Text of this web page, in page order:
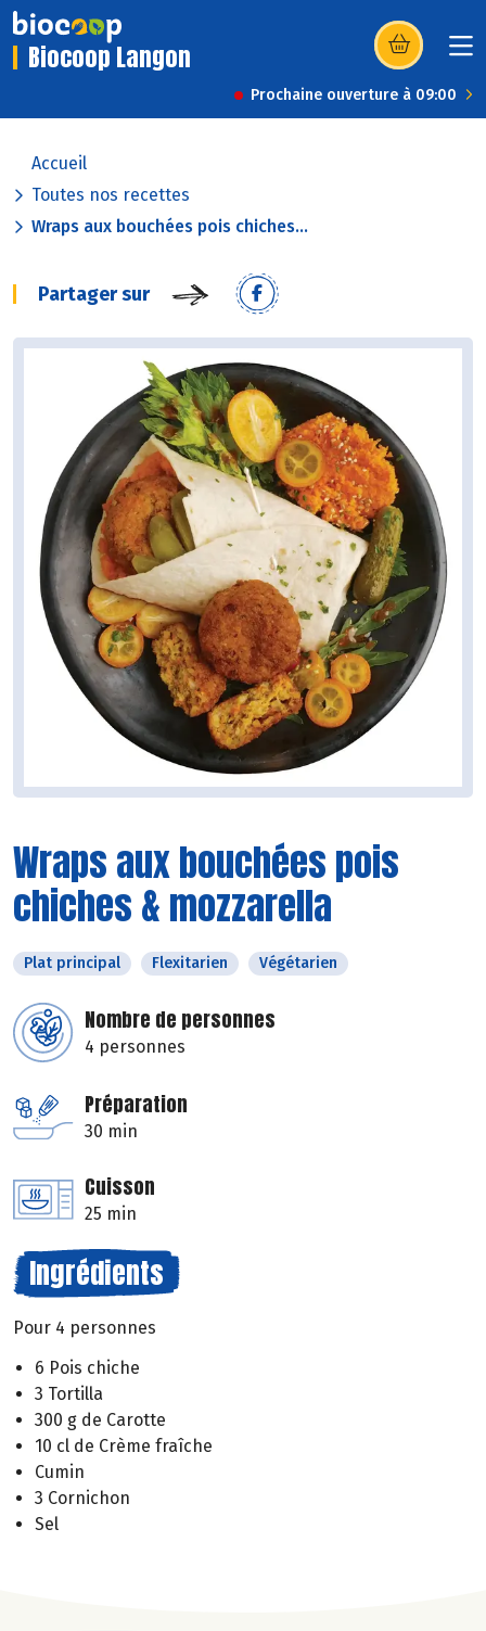
Biocoop Langon (s’ouvre dans
Prochaine ouverture à 09:00
Accueil
Toutes nos recettes
Wraps aux bouchées pois chiches...
Partager sur
Wraps aux bouchées pois
chiches & mozzarella
Plat principal Flexitarien Végétarien
Nombre de personnes
4 personnes
Préparation
30 min
Cuisson
25 min
Ingrédients
Pour 4 personnes
6 Pois chiche
3 Tortilla
300 g de Carotte
10 cl de Crème fraîche
Cumin
3 Cornichon
Sel